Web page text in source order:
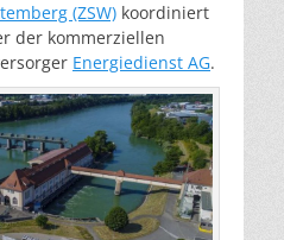
(ZSW) koordiniert
der kommerziellen
Energiedienst AG.